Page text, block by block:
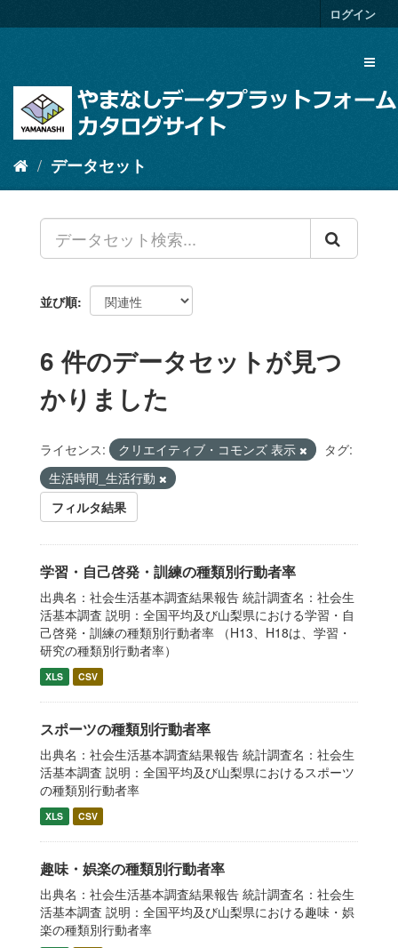
キ
ログイン
データセット
並び順
6 件のデータセットが見つ
かりました
ライセンス: クリエイティブ・コモンズ 表示
タグ:
生活時間_生活行動
フィルタ結果
学習・自己啓発・訓練の種類別行動者率
出典名：社会生活基本調査結果報告 統計調査名：社会生
活基本調査 説明：全国平均及び山梨県における学習・自
己啓発・訓練の種類別行動者率 （H13、H18は、学習・
研究の種類別行動者率）
XLS CSV
スポーツの種類別行動者率
出典名：社会生活基本調査結果報告 統計調査名：社会生
活基本調査 説明：全国平均及び山梨県におけるスポーツ
の種類別行動者率
XLS CSV
趣味・娯楽の種類別行動者率
出典名：社会生活基本調査結果報告 統計調査名：社会生
活基本調査 説明：全国平均及び山梨県における趣味・娯
楽の種類別行動者率